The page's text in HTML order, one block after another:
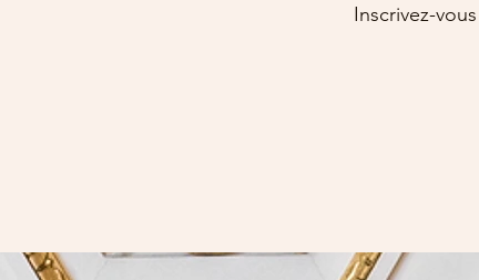
Inscrivez-